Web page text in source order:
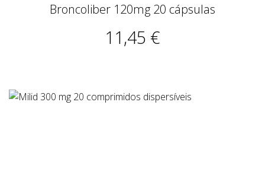
Broncoliber 120mg 20 cápsulas
11,45 €